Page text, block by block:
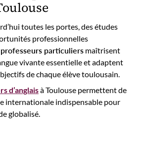
toutes les portes, des études
professionnelles
professeurs particuliers maîtrisent
vivante essentielle et adaptent
de chaque élève toulousain.
d’anglaisà Toulouse permettent de
internationale indispensable pour
globalisé.